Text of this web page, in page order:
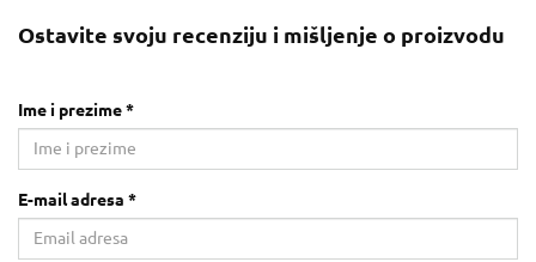
Ostavite svoju recenziju i mišljenje o proizvodu
Ime i prezime *
E-mail adresa *